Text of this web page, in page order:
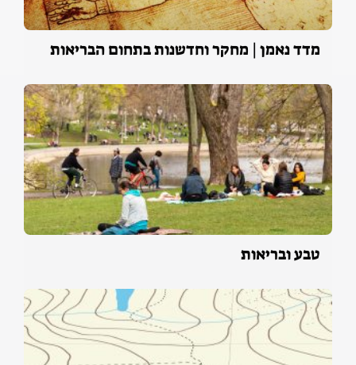
מדד נאמן | מחקר וחדשנות בתחום הבריאות
טבע ובריאות